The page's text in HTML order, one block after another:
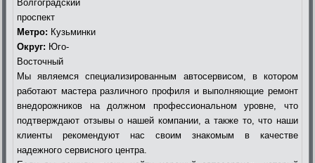
Волгоградский
проспект
Метро: Кузьминки
Округ: Юго-
Восточный
Мы являемся специализированным автосервисом, в котором
работают мастера различного профиля и выполняющие ремонт
внедорожников на должном профессиональном уровне, что
подтверждают отзывы о нашей компании, а также то, что наши
клиенты рекомендуют нас своим знакомым в качестве
надежного сервисного центра.